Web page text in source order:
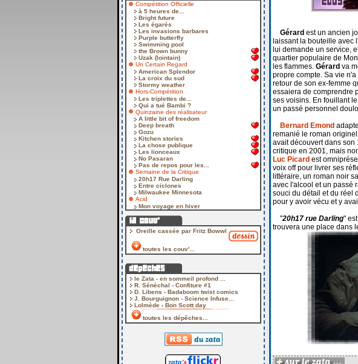
Compétition Officielle
à 5 heures de...
Bright future
Les égarés
Les invasions barbares
Purple butterfly
Swimming pool
the Brown bunny
Uzak (lointain)
Un Certain Regard
American Splendor
La croix du sud
Stormy weather
Hors-Compétition
Les triplettes de...
Qui a tué Bambi ?
Quinzaine des réalisateur
A little bit of freedom
Deep breath
Gozu
Kitchen stories
La chose publique
Les lionceaux
No Pasaran
Pas de repos pour les...
Semaine de la Critique
20h17 Rue Darling
Entre ciclones
Milwaukee Minnesota
Acid
Mon voyage en hiver
Oreille cassée par Fritz Bowwl
toutes les couv'...
le Zata - en sommeil profond ...
R. Sénéchal - Confiture #1
D. Libens - Badaboom twist comics
J. Bourguignon - Science Infuse...
Lolmède - Bon Scott day
toutes les dépêches...
Gérard est un ancien
laissant la bouteille avec
lui demande un service,
quartier populaire de
les flammes. Gérard va
propre compte. Sa vie
retour de son ex-femme
essaiera de comprendre
ses voisins. En fouillant
un passé personnel
Bernard Emond
remanié le roman
avait découvert dans son
critique en 2001, mais
Luc Picard est
voix off pour livrer ses
littéraire, un roman noir
avec l'alcool et un passé
souci du détail et du réel
pour y avoir vécu et y
"20h17 rue Darling"
trouvera une place dans